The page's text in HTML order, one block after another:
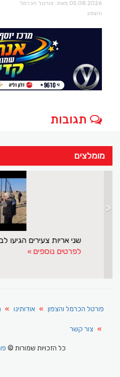
05.08.2026 מאת: פורטל הכרמל
והצפון
תגובות
מומלצים
מפרץ אילת לא מפסיק להפתיע
לפרטים נוספים
<
פורטל הכרמל והצפון אודותינו
צור קשר
כל הזכויות שמורות ©